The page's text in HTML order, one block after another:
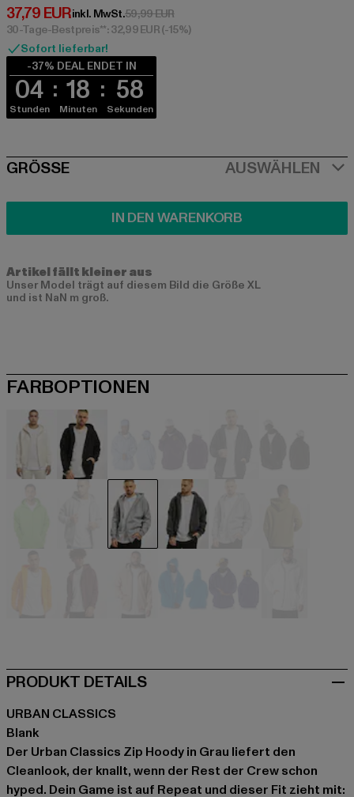
37,79 EUR
Derzeitiger Preis: 37,79 EUR
inkl. MwSt.59,99 EURAktionspreis: 59,99 EUR
30-Tage-Bestpreis**: 32,99 EUR(-15%)
Sofort lieferbar!
-37% DEAL ENDET IN
04
Stunden
18
Minuten
58
Sekunden
SIZE
GRÖSSE AUSWÄHLEN
IN DEN WARENKORB
Artikel fällt kleiner aus
Unser Model trägt auf diesem Bild die Größe XL
und ist NaN m groß.
FARBOPTIONEN
schwarzblau blau
PRODUKT DETAILS
URBAN CLASSICS
Blank
Der Urban Classics Zip Hoody in Grau liefert den
Cleanlook, der knallt, wenn der Rest der Crew schon
hyped. Dein Game ist auf Repeat und dieser Fit zieht mit: